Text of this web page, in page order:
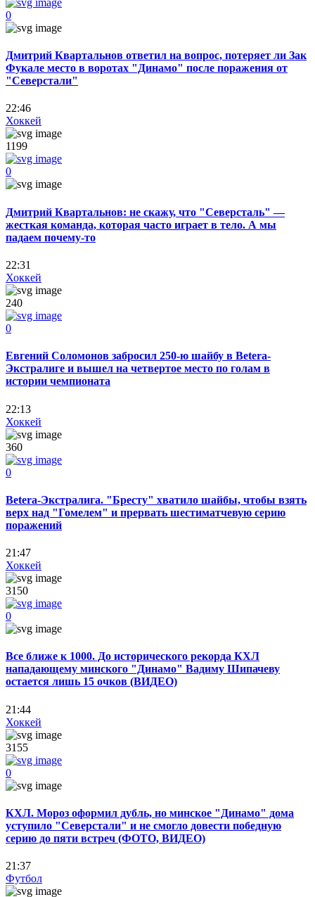
0
Дмитрий Квартальнов ответил на вопрос, потеряет ли Зак
Фукале место в воротах "Динамо" после поражения от
"Северстали"
22:46
Хоккей
1199
0
Дмитрий Квартальнов: не скажу, что "Северсталь" —
жесткая команда, которая часто играет в тело. А мы
падаем почему-то
22:31
Хоккей
240
0
Евгений Соломонов забросил 250-ю шайбу в Betera-
Экстралиге и вышел на четвертое место по голам в
истории чемпионата
22:13
Хоккей
360
0
Betera-Экстралига. "Бресту" хватило шайбы, чтобы взять
верх над "Гомелем" и прервать шестиматчевую серию
поражений
21:47
Хоккей
3150
0
Все ближе к 1000. До исторического рекорда КХЛ
нападающему минского "Динамо" Вадиму Шипачеву
остается лишь 15 очков (ВИДЕО)
21:44
Хоккей
3155
0
КХЛ. Мороз оформил дубль, но минское "Динамо" дома
уступило "Северстали" и не смогло довести победную
серию до пяти встреч (ФОТО, ВИДЕО)
21:37
Футбол